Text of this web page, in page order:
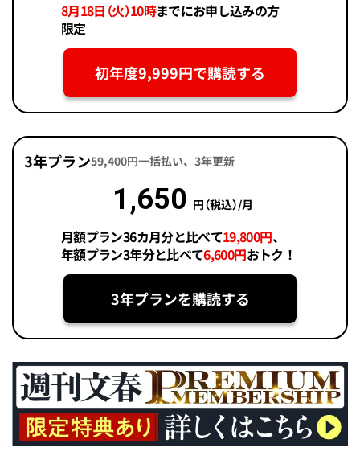
8月18日（火）10時までにお申し込みの方
限定
初年度9,999円で購読する
3年プラン59,400円一括払い、3年更新
1,650 円（税込）/月
月額プラン36カ月分と比べて19,800円、
年額プラン3年分と比べて6,600円おトク！
3年プランを購読する